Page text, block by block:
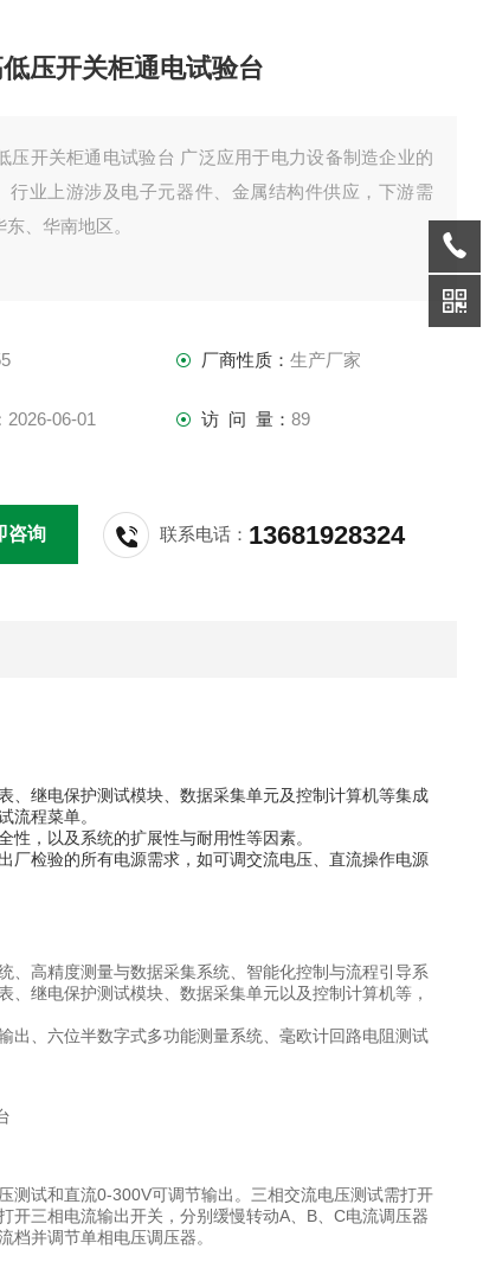
压开关柜通电试验台
压开关柜通电试验台 广泛应用于电力设备制造企业的
行业上游涉及电子元器件、金属结构件供应，下游需
、华南地区。
厂商性质： 生产厂家
2026-06-01 访 问 量： 89
咨询 联系电话： 13681928324
、继电保护测试模块、数据采集单元及控制计算机等集成
流程菜单。
，以及系统的扩展性与耐用性等因素。
厂检验的所有电源需求，如可调交流电压、直流操作电源
、高精度测量与数据采集系统、智能化控制与流程引导系
继电保护测试模块、数据采集单元以及控制计算机等，
出、六位半数字式多功能测量系统、毫欧计回路电阻测试
测试和直流0-300V可调节输出。三相交流电压测试需打开
开三相电流输出开关，分别缓慢转动A、B、C电流调压器
并调节单相电压调压器。